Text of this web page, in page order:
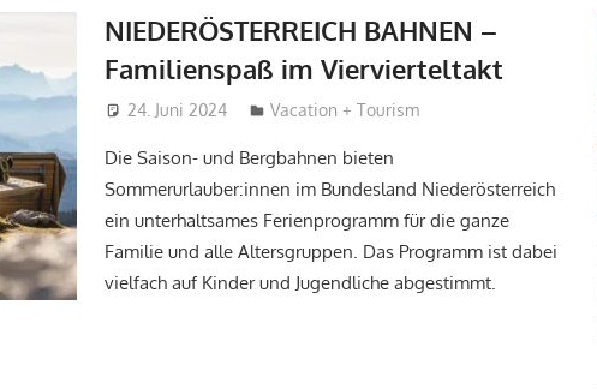
NIEDERÖSTERREICH BAHNEN –
Familienspaß im Viervierteltakt
24. Juni 2024 Hans-Joachim Schlobach
Vacation + Tourism
Die Saison- und Bergbahnen bieten
Sommerurlauber:innen im Bundesland Niederösterreich
ein unterhaltsames Ferienprogramm für die ganze
Familie und alle Altersgruppen. Das Programm ist dabei
vielfach auf Kinder und Jugendliche abgestimmt.